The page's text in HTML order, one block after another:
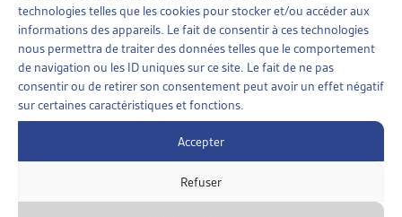
technologies telles que les cookies pour stocker et/ou accéder aux
informations des appareils. Le fait de consentir à ces technologies
nous permettra de traiter des données telles que le comportement
de navigation ou les ID uniques sur ce site. Le fait de ne pas
consentir ou de retirer son consentement peut avoir un effet négatif
sur certaines caractéristiques et fonctions.
Accepter
Refuser
AIDE SOCIALE»STATISTIQUES DE L’AIDE SOCIALE»
VAUD
14700 MÉNAGES BÉNÉFICIENT DU REVENU
D’INSERTION
Numerus Clausus 3/2013, Statistique Vaud, juin 2013